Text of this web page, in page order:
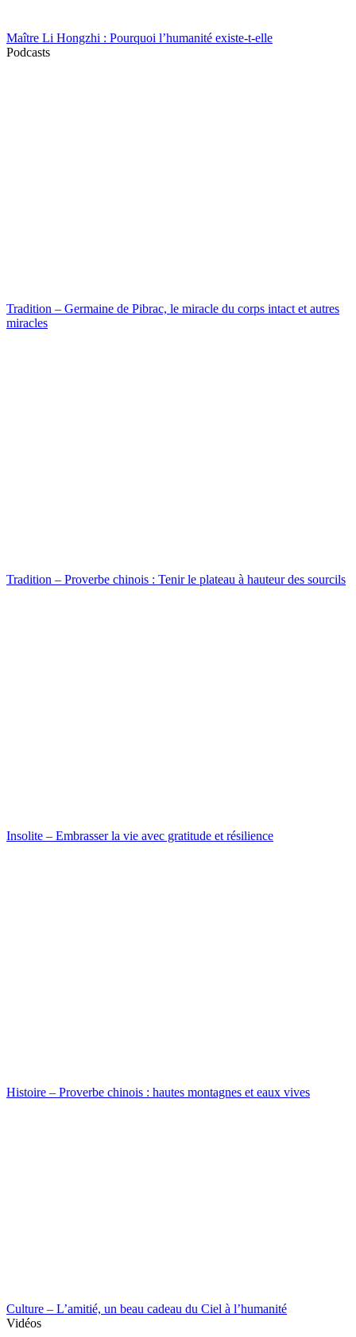
Maître Li Hongzhi : Pourquoi l’humanité existe-t-elle
Podcasts
Tradition – Germaine de Pibrac, le miracle du corps intact et autres
miracles
Tradition – Proverbe chinois : Tenir le plateau à hauteur des sourcils
Insolite – Embrasser la vie avec gratitude et résilience
Histoire – Proverbe chinois : hautes montagnes et eaux vives
Culture – L’amitié, un beau cadeau du Ciel à l’humanité
Vidéos